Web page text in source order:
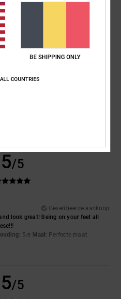
: 5/5 Maat: Perfecte maat
5 /5
5/5
Geverifieerde aankoop
look great! Being on your feet all
: 5/5 Maat: Perfecte maat
5/5
BE SHIPPING ONLY
COUNTRIES